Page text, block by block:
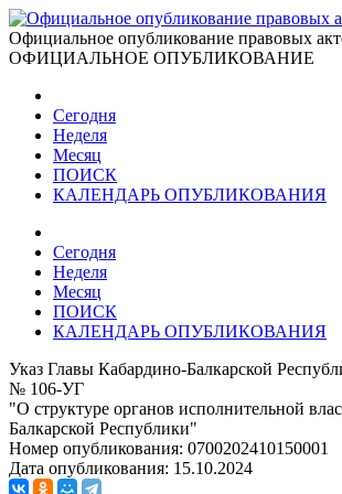
Официальное опубликование правовых
ОФИЦИАЛЬНОЕ ОПУБЛИКОВАНИЕ
Сегодня
Неделя
Месяц
ПОИСК
КАЛЕНДАРЬ ОПУБЛИКОВАНИЯ
Сегодня
Неделя
Месяц
ПОИСК
КАЛЕНДАРЬ ОПУБЛИКОВАНИЯ
Указ Главы Кабардино-Балкарской
№ 106-УГ
"О структуре органов исполнительной
Балкарской Республики"
Номер опубликования: 0700202410150001
Дата опубликования: 15.10.2024